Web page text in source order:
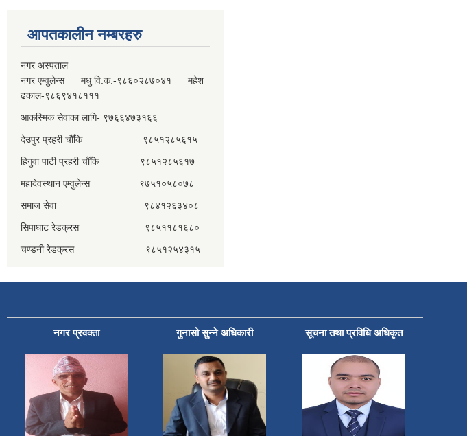
आपतकालीन नम्बरहरु
नगर अस्पताल
नगर एम्वुलेन्स मधु वि.क.-९८६०२८७०४१ महेश
ढकाल-९८६९४१८१११
आकस्मिक सेवाका लागि- ९७६६४७३१६६
देउपुर प्रहरी चौँकि ९८५१२८५६१५
हिगुवा पाटी प्रहरी चौँकि ९८५१२८५६१७
महादेवस्थान एम्वुलेन्स ९७५१०५८०७८
समाज सेवा ९८४१२६३४०८
सिपाघाट रेडक्रस ९८५११८१६८०
चण्डनी रेडक्रस ९८५१२५४३१५
नगर प्रवक्ता गुनासो सुन्ने अधिकारी सूचना तथा प्रविधि अधिकृत